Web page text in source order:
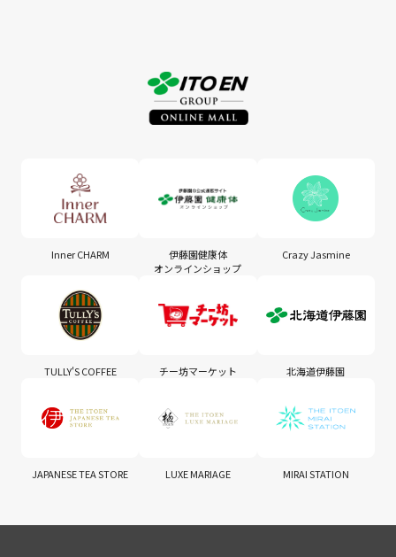
Inner CHARM
伊藤園健康体
オンラインショップ
Crazy Jasmine
TULLY'S COFFEE チー坊マーケット 北海道伊藤園
JAPANESE TEA STORE LUXE MARIAGE MIRAI STATION